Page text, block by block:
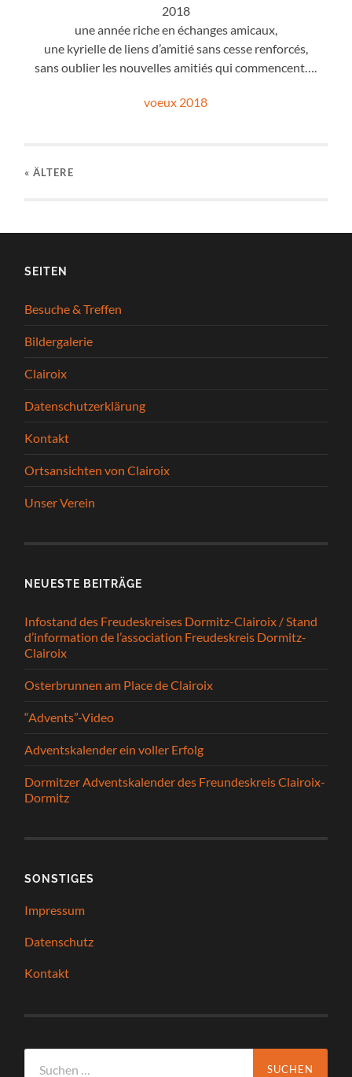
2018
une année riche en échanges amicaux,
une kyrielle de liens d’amitié sans cesse renforcés,
sans oublier les nouvelles amitiés qui commencent….
voeux 2018
« ÄLTERE
SEITEN
Besuche & Treffen
Bildergalerie
Clairoix
Datenschutzerklärung
Kontakt
Ortsansichten von Clairoix
Unser Verein
NEUESTE BEITRÄGE
Infostand des Freudeskreises Dormitz-Clairoix / Stand
d’information de l’association Freudeskreis Dormitz-
Clairoix
Osterbrunnen am Place de Clairoix
“Advents”-Video
Adventskalender ein voller Erfolg
Dormitzer Adventskalender des Freundeskreis Clairoix-
Dormitz
SONSTIGES
Impressum
Datenschutz
Kontakt
nach: